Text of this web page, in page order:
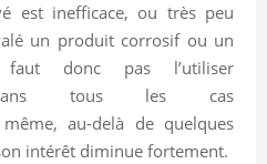
est inefficace, ou très peu
un produit corrosif ou un
donc pas l’utiliser
“dans tous les cas
même, au-delà de quelques
intérêt diminue fortement.